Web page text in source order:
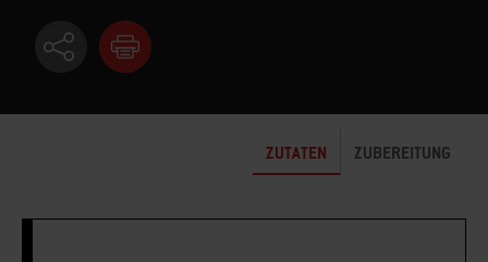
ZUTATEN ZUBEREITUNG